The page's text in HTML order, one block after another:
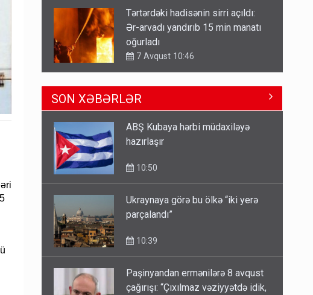
Əhaliyə hava ilə bağlı VACİB
XƏBƏRDARLIQ - Saat 11:00-dan…
7 Avqust 09:15
Gedişi var, dönüşü yox: Bakı-
Tbilisi-Bakı qatarına bilet
7 Avqust 23:17
Geri çağırılan səfir Abel
hüquq və vəzifələr verilib
7 Avqust 13:24
SON XƏBƏRLƏR
ABŞ Kubaya hərbi müdaxiləyə
hazırlaşır
10:50
Ukraynaya görə bu ölkə “iki yerə
parçalandı”
10:39
Paşinyandan ermənilərə 8 avqust
çağırışı: “Çıxılmaz vəziyyətdə idik,